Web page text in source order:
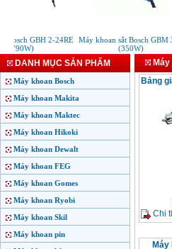
Bosch GBH 2-24RE
(790W)
Máy khoan sắt Bosch GBM
(350W)
DANH MỤC SẢN PHẨM
Máy khoan Bosch
Máy khoan Makita
Máy khoan Maktec
Máy khoan Hikoki
Máy khoan Dewalt
Máy khoan FEG
Máy khoan Gomes
Máy khoan Ryobi
Máy khoan Skil
Máy khoan pin
Bảng
Chi
Máy